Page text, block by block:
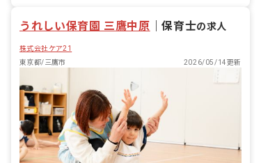
うれしい保育園 三鷹中原 ｜保育士の求人
株式会社ケア21
東京都/三鷹市
2026/05/14更新